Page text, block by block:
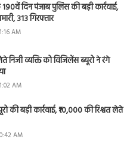
190वें दिन पंजाब पुलिस की बड़ी कार्रवाई,
313 गिरफ्तार
AM
निजी व्यक्ति को विजिलेंस ब्यूरो ने रंगे
AM
की बड़ी कार्रवाई, ₹10,000 की रिश्वत लेते
AM